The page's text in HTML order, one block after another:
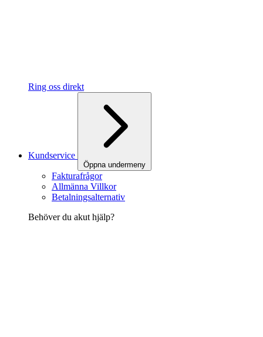
Ring oss direkt
Kundservice
Öppna undermeny
Fakturafrågor
Allmänna Villkor
Betalningsalternativ
Behöver du akut hjälp?